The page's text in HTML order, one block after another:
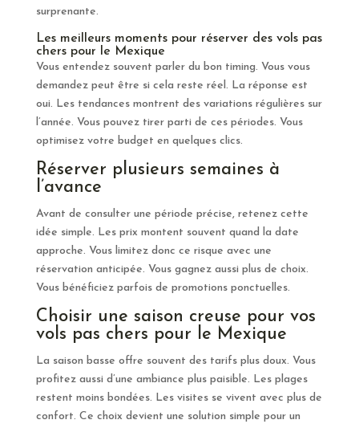
surprenante.
Les meilleurs moments pour réserver des vols pas
chers pour le Mexique
Vous entendez souvent parler du bon timing. Vous vous
demandez peut être si cela reste réel. La réponse est
oui. Les tendances montrent des variations régulières sur
l’année. Vous pouvez tirer parti de ces périodes. Vous
optimisez votre budget en quelques clics.
Réserver plusieurs semaines à
l’avance
Avant de consulter une période précise, retenez cette
idée simple. Les prix montent souvent quand la date
approche. Vous limitez donc ce risque avec une
réservation anticipée. Vous gagnez aussi plus de choix.
Vous bénéficiez parfois de promotions ponctuelles.
Choisir une saison creuse pour vos
vols pas chers pour le Mexique
La saison basse offre souvent des tarifs plus doux. Vous
profitez aussi d’une ambiance plus paisible. Les plages
restent moins bondées. Les visites se vivent avec plus de
confort. Ce choix devient une solution simple pour un